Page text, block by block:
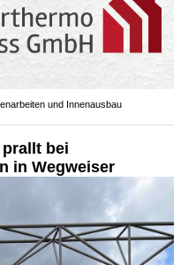
und Innenausbau
prallt bei
in Wegweiser